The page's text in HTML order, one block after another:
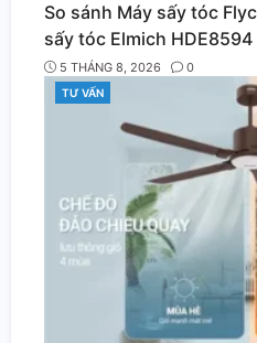
So sánh Máy sấy tóc
sấy tóc Elmich HDE8594
5 THÁNG 8, 2026
0
CATEGORIES
TƯ VẤN